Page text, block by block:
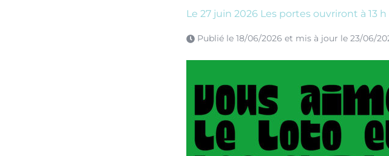
Le 27 juin 2026 Les portes ouvriront à 13
Publié le 18/06/2026 et mis à jour le 23/06/